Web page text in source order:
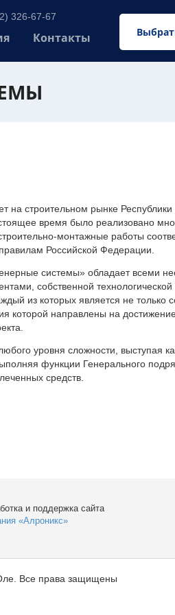
326-67-67
Контакты
строительном рынке
время было реализовано
монтажные работы
Российской Федерации.
системы» обладает всеми
собственной
из которых является не только
которой направлены на
уровня сложности, выступая
функции Генерального
средств.
и поддержка сайта
«Алроникс»
Все права защищены